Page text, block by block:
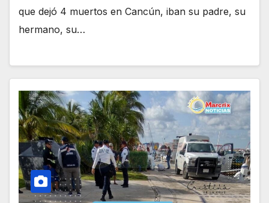
que dejó 4 muertos en Cancún, iban su padre, su
hermano, su…